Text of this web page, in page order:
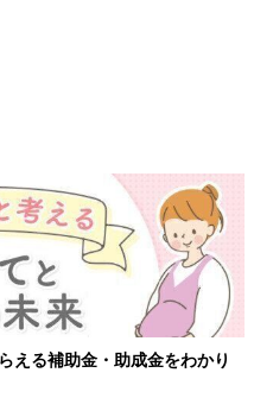
える補助金・助成金をわかり